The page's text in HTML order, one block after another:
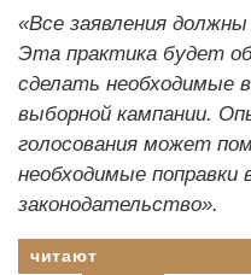
«Все заявления
Эта практика будет
сделать необходимые
выборной кампании.
голосования может
необходимые поправки
законодательство».
читают